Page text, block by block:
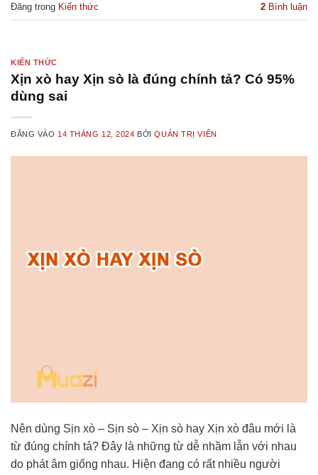
Đăng trong Kiến thức 2 Bình luận
KIẾN THỨC
Xịn xò hay Xịn sò là đúng chính tả? Có 95%
dùng sai
ĐĂNG VÀO 14 THÁNG 12, 2024 BỞIQUẢN TRỊ VIÊN
Nên dùng Sịn xò – Sịn sò – Xịn sò hay Xịn xò đâu mới là
từ đúng chính tả? Đây là những từ dễ nhầm lẫn với nhau
do phát âm giống nhau. Hiện đang có rất nhiều người